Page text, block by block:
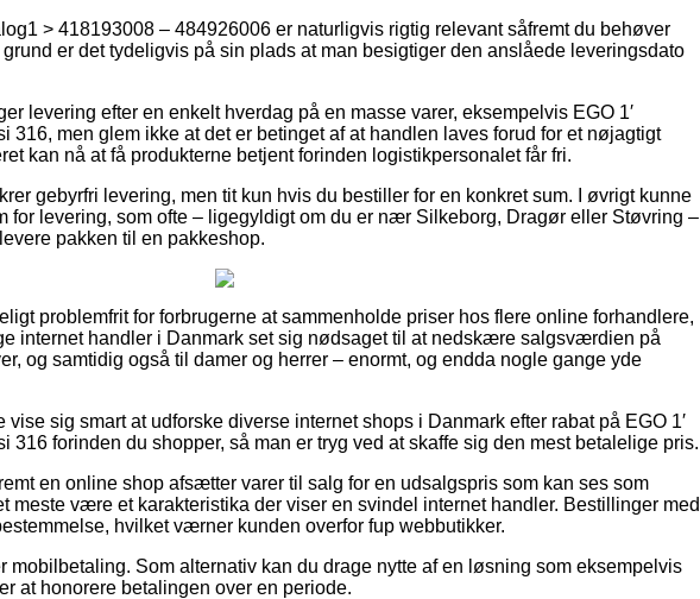
> 418193008 – 484926006 er naturligvis rigtig relevant såfremt du behøver
er det tydeligvis på sin plads at man besigtiger den anslåede leveringsdato
levering efter en enkelt hverdag på en masse varer, eksempelvis EGO 1′
316, men glem ikke at det er betinget af at handlen laves forud for et nøjagtigt
kan nå at få produkterne betjent forinden logistikpersonalet får fri.
gebyrfri levering, men tit kun hvis du bestiller for en konkret sum. I øvrigt kunne
for levering, som ofte – ligegyldigt om du er nær Silkeborg, Dragør eller Støvring –
pakken til en pakkeshop.
problemfrit for forbrugerne at sammenholde priser hos flere online forhandlere,
internet handler i Danmark set sig nødsaget til at nedskære salgsværdien på
og samtidig også til damer og herrer – enormt, og endda nogle gange yde
vise sig smart at udforske diverse internet shops i Danmark efter rabat på EGO 1′
316 forinden du shopper, så man er tryg ved at skaffe sig den mest betalelige pris.
en online shop afsætter varer til salg for en udsalgspris som kan ses som
meste være et karakteristika der viser en svindel internet handler. Bestillinger med
hvilket værner kunden overfor fup webbutikker.
mobilbetaling. Som alternativ kan du drage nytte af en løsning som eksempelvis
at honorere betalingen over en periode.